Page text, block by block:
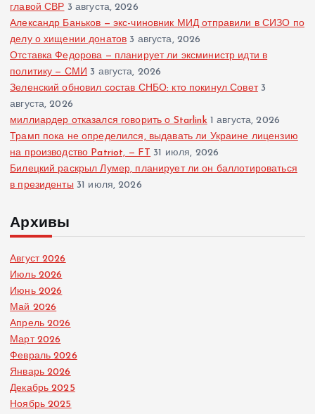
главой СВР 3 августа, 2026
Александр Баньков — экс-чиновник МИД отправили в СИЗО по
делу о хищении донатов 3 августа, 2026
Отставка Федорова — планирует ли эксминистр идти в
политику — СМИ 3 августа, 2026
Зеленский обновил состав СНБО: кто покинул Совет 3
августа, 2026
миллиардер отказался говорить о Starlink 1 августа, 2026
Трамп пока не определился, выдавать ли Украине лицензию
на производство Patriot, — FT 31 июля, 2026
Билецкий раскрыл Лумер, планирует ли он баллотироваться
в президенты 31 июля, 2026
Архивы
Август 2026
Июль 2026
Июнь 2026
Май 2026
Апрель 2026
Март 2026
Февраль 2026
Январь 2026
Декабрь 2025
Ноябрь 2025